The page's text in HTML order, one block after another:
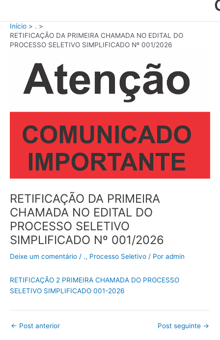
Início
.
RETIFICAÇÃO DA PRIMEIRA CHAMADA NO EDITAL DO
PROCESSO SELETIVO SIMPLIFICADO Nº 001/2026
RETIFICAÇÃO DA PRIMEIRA
CHAMADA NO EDITAL DO
PROCESSO SELETIVO
SIMPLIFICADO Nº 001/2026
Deixe um comentário / ., Processo Seletivo / Por admin
RETIFICAÇÃO 2 PRIMEIRA CHAMADA DO PROCESSO
SELETIVO SIMPLIFICADO 001-2026
← Post anterior Post seguinte →